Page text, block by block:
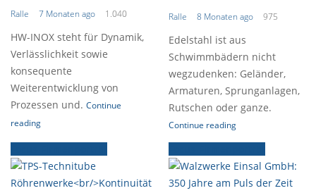
Ralle
7 Monaten ago 1.040
HW-INOX steht für Dynamik,
Verlässlichkeit sowie
konsequente
Weiterentwicklung von
Prozessen und. Continue
reading
Ralle
8 Monaten ago 975
Edelstahl ist aus
Schwimmbädern nicht
wegzudenken: Geländer,
Armaturen, Sprunganlagen,
Rutschen oder ganze.
Continue reading